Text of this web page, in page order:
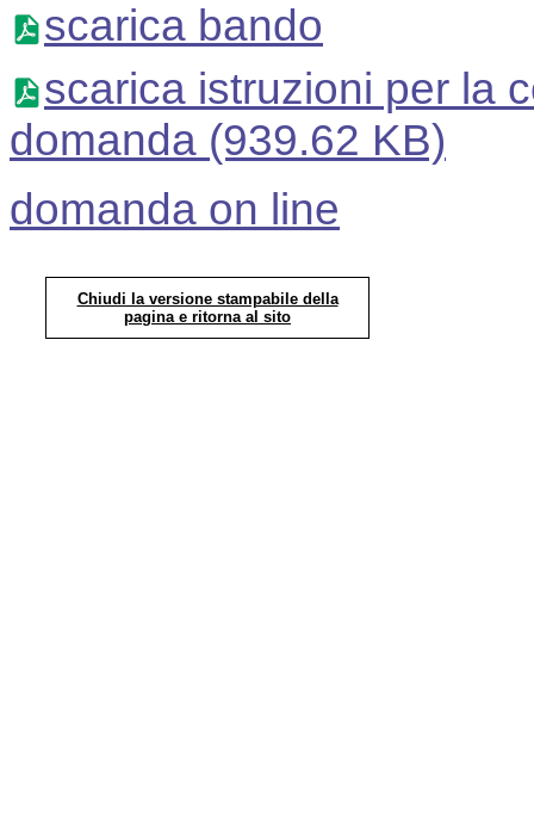
scarica bando
scarica istruzioni per la
domanda (939.62 KB)
domanda on line
Chiudi la versione stampabile della
pagina e ritorna al sito